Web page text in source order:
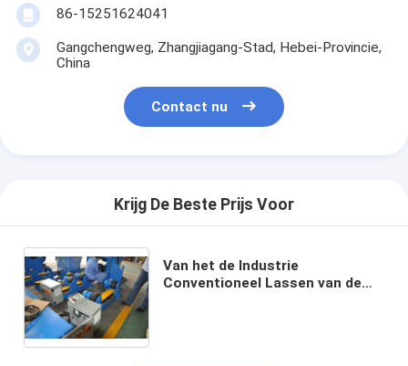
86-15251624041
Gangchengweg, Zhangjiagang-Stad, Hebei-Provincie,
China
Contact nu
Krijg De Beste Prijs Voor
Van het de Industrie
Conventioneel Lassen van de